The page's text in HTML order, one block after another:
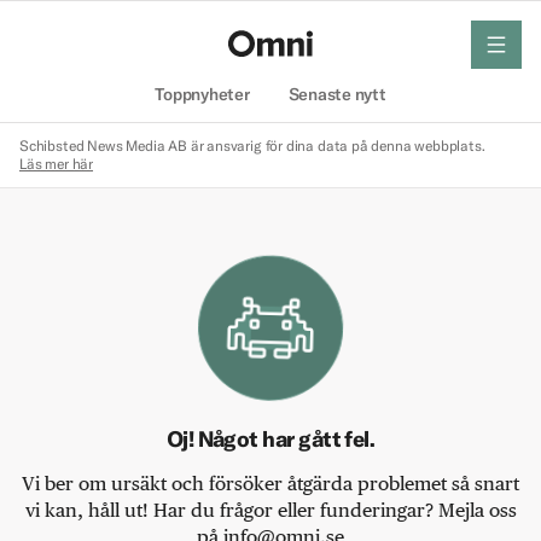
Toppnyheter Senaste nytt
meny
Schibsted News Media AB är ansvarig för dina data på denna webbplats.
Läs mer här
Oj! Något har gått fel.
Vi ber om ursäkt och försöker åtgärda problemet så snart
vi kan, håll ut! Har du frågor eller funderingar? Mejla oss